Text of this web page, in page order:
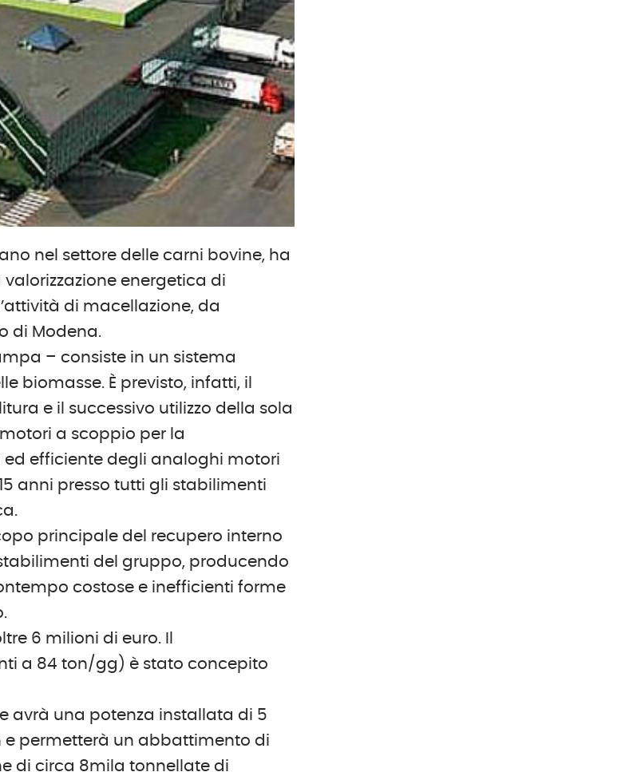
nel settore delle carni bovine, ha
energetica di
di macellazione, da
di Modena.
– consiste in un sistema
biomasse. È previsto, infatti, il
e il successivo utilizzo della sola
a scoppio per la
ed efficiente degli analoghi motori
anni presso tutti gli stabilimenti
principale del recupero interno
del gruppo, producendo
costose e inefficienti forme
6 milioni di euro. Il
a 84 ton/gg) è stato concepito
avrà una potenza installata di 5
e permetterà un abbattimento di
di circa 8mila tonnellate di